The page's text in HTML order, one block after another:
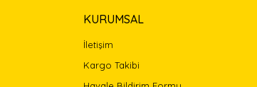
Bu ürüne benzer farklı alternatifler
KURUMSAL
İletişim
Kargo Takibi